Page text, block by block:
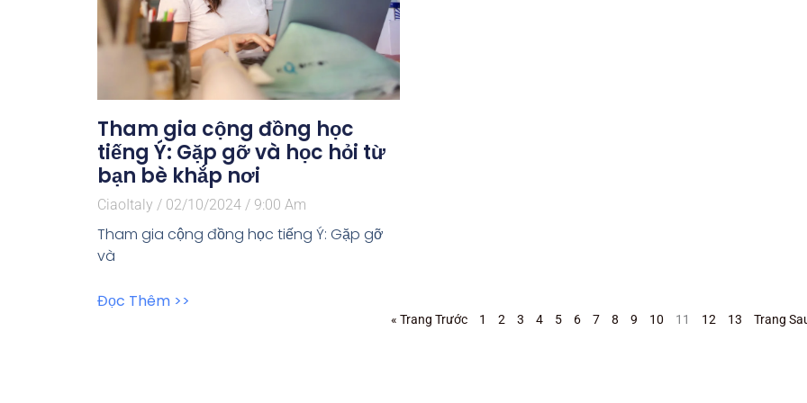
Tham gia cộng đồng học
tiếng Ý: Gặp gỡ và học hỏi từ
bạn bè khắp nơi
CiaoItaly 02/10/2024 9:00 Am
Tham gia cộng đồng học tiếng Ý: Gặp gỡ
và
Đọc Thêm >>
« Trang Trước 1 2 3 4 5 6 7 8 9 10 11 12 13 Trang